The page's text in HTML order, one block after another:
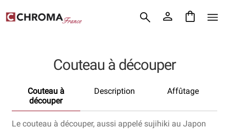
Aller
Aller
Chroma France
Conditions Générales de Vente
Contact
Couteau à découper
Couteau à
découper
Description Affûtage
Le couteau à découper, aussi appelé sujihiki au Japon